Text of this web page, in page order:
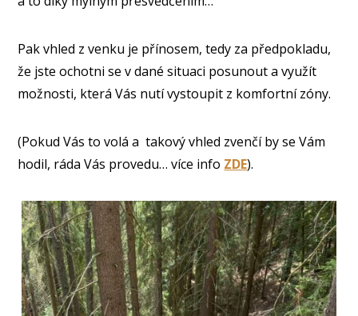
Pak vhled z venku je přínosem, tedy za předpokladu,
že jste ochotni se v dané situaci posunout a využít
možnosti, která Vás nutí vystoupit z komfortní zóny.
(Pokud Vás to volá a takový vhled zvenčí by se Vám
hodil, ráda Vás provedu… více info ZDE).